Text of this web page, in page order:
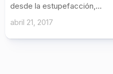
desde la estupefacción,...
abril 21, 2017